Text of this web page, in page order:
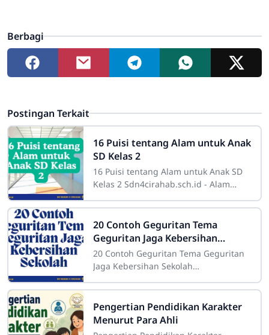
Berbagi
Postingan Terkait
16 Puisi tentang Alam untuk Anak
SD Kelas 2
16 Puisi tentang Alam untuk Anak SD
Kelas 2 Sdn4cirahab.sch.id - Alam
tak terbatas bagi banyak orang. Bagi
20 Contoh Geguritan Tema
Geguritan Jaga Kebersihan
Sekolah
20 Contoh Geguritan Tema Geguritan
Jaga Kebersihan Sekolah
merupakan salah satu aspek yang
sangat penting dalam
Pengertian Pendidikan Karakter
Menurut Para Ahli